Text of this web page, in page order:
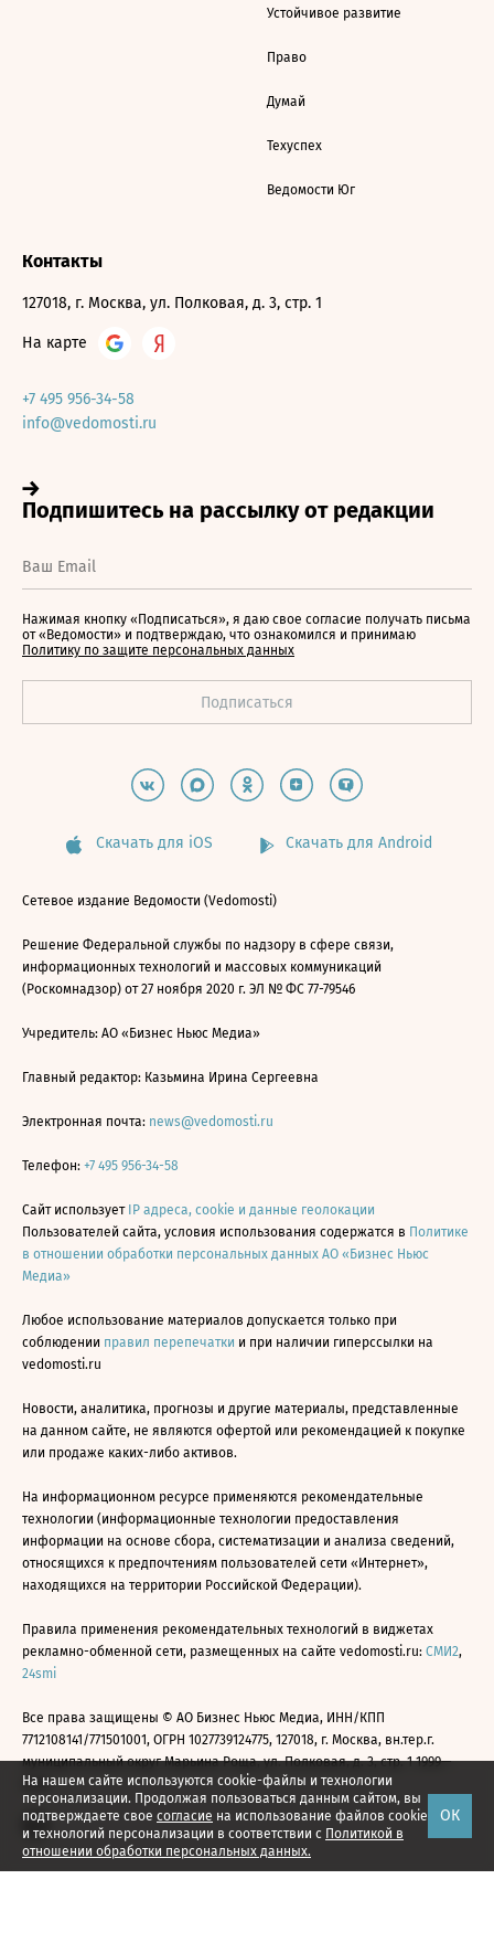
На нашем сайте используются cookie-файлы и технологии
персонализации. Продолжая пользоваться данным сайтом, вы
подтверждаете свое согласие на использование файлов cookie
и технологий персонализации в соответствии с Политикой в
отношении обработки персональных данных.
ОК
Устойчивое развитие
Право
Думай
Техуспех
Ведомости Юг
Контакты
127018, г. Москва, ул. Полковая, д. 3, стр. 1
На карте
+7 495 956-34-58
info@vedomosti.ru
Нажимая кнопку «Подписаться», я даю свое согласие получать письма
от «Ведомости» и подтверждаю, что ознакомился и принимаю
Политику по защите персональных данных
Скачать для iOS Скачать для Android
Сетевое издание Ведомости (Vedomosti)
Решение Федеральной службы по надзору в сфере связи,
информационных технологий и массовых коммуникаций
(Роскомнадзор) от 27 ноября 2020 г. ЭЛ № ФС 77-79546
Учредитель: АО «Бизнес Ньюс Медиа»
Главный редактор: Казьмина Ирина Сергеевна
Электронная почта: news@vedomosti.ru
Телефон: +7 495 956-34-58
Сайт использует IP адреса, cookie и данные геолокации
Пользователей сайта, условия использования содержатся в Политике
в отношении обработки персональных данных АО «Бизнес Ньюс
Медиа»
Любое использование материалов допускается только при
соблюдении правил перепечатки и при наличии гиперссылки на
vedomosti.ru
Новости, аналитика, прогнозы и другие материалы, представленные
на данном сайте, не являются офертой или рекомендацией к покупке
или продаже каких-либо активов.
На информационном ресурсе применяются рекомендательные
технологии (информационные технологии предоставления
информации на основе сбора, систематизации и анализа сведений,
относящихся к предпочтениям пользователей сети «Интернет»,
находящихся на территории Российской Федерации).
Правила применения рекомендательных технологий в виджетах
рекламно-обменной сети, размещенных на сайте vedomosti.ru: СМИ2,
24smi
Все права защищены © АО Бизнес Ньюс Медиа, ИНН/КПП
7712108141/771501001, ОГРН 1027739124775, 127018, г. Москва, вн.тер.г.
муниципальный округ Марьина Роща, ул. Полковая, д. 3, стр. 1 1999—
2026